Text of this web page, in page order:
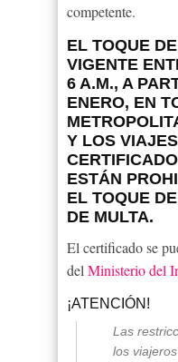
competente.
EL TOQUE
VIGENTE
6 A.M., A
ENERO, EN
Y LOS
ESTÁN
EL TOQUE
DE MULTA.
El certificado se
del Ministerio del
¡ATENCIÓN!
Las
los